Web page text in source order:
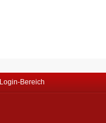
Login-Bereich